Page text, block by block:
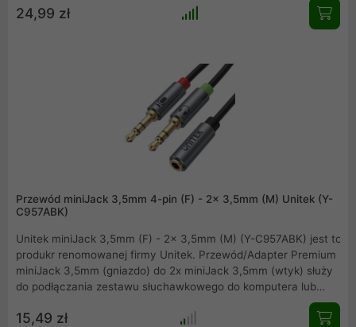
metrów lub obsługujące wysokie szybkości przesyłania
danych, często potrzebują dodatkowego zasilania na końcu
24,99 zł
Przewód miniJack 3,5mm 4-pin (F) - 2x 3,5mm (M) Unitek (Y-
C957ABK)
Unitek miniJack 3,5mm (F) - 2x 3,5mm (M) (Y-C957ABK) jest to
produkr renomowanej firmy Unitek. Przewód/Adapter Premium
miniJack 3,5mm (gniazdo) do 2x miniJack 3,5mm (wtyk) służy
do podłączania zestawu słuchawkowego do komputera lub
słuchawkowego i do wejścia mikrofonu. Adapter rozdziela
15,49 zł